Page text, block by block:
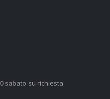
sabato su richiesta